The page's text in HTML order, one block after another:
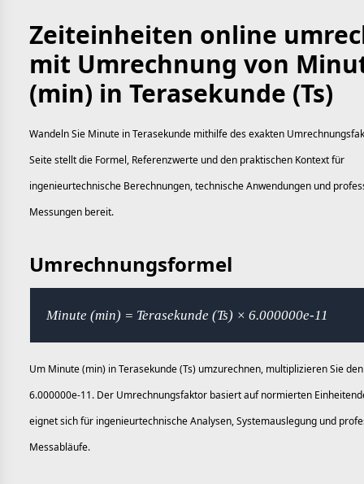
Zeiteinheiten online
mit Umrechnung von
(min) in Terasekunde (Ts)
Wandeln Sie Minute in Terasekunde mithilfe des exakten
Seite stellt die Formel, Referenzwerte und den praktischen Kontext für
ingenieurtechnische Berechnungen, technische Anwendungen und
Messungen bereit.
Umrechnungsformel
Minute (min) = Terasekunde (Ts) × 6.000000e-11
Um Minute (min) in Terasekunde (Ts) umzurechnen, multiplizieren Sie
6.000000e-11. Der Umrechnungsfaktor basiert auf normierten
eignet sich für ingenieurtechnische Analysen, Systemauslegung und
Messabläufe.